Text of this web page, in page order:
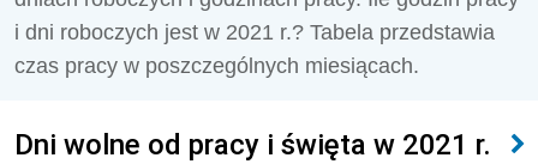
i dni roboczych jest w 2021 r.? Tabela przedstawia
czas pracy w poszczególnych miesiącach.
Dni wolne od pracy i święta w 2021 r.